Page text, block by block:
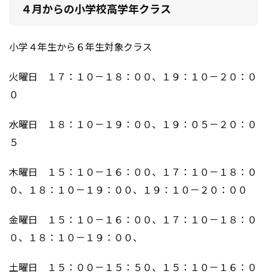
４月からの小学校高学年クラス
小学４年生から６年生対象クラス
火曜日 １７：１０－１８：００、１９：１０－２０：０
０
水曜日 １８：１０－１９：００、１９：０５－２０：０
５
木曜日 １５：１０－１６：００、１７：１０－１８：０
０、１８：１０－１９：００、１９：１０－２０：００
金曜日 １５：１０－１６：００、１７：１０－１８：０
０、１８：１０－１９：００、
土曜日 １５：００－１５：５０、１５：１０－１６：０